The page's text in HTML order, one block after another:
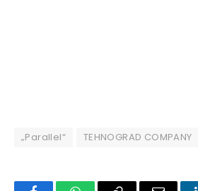
„Parallel“ TEHNOGRAD COMPANY